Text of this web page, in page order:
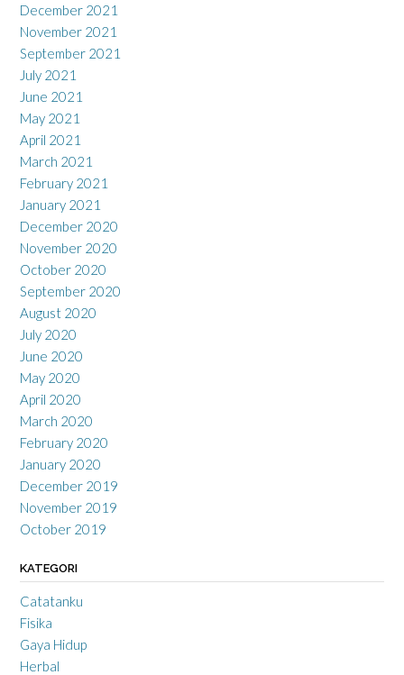
December 2021
November 2021
September 2021
July 2021
June 2021
May 2021
April 2021
March 2021
February 2021
January 2021
December 2020
November 2020
October 2020
September 2020
August 2020
July 2020
June 2020
May 2020
April 2020
March 2020
February 2020
January 2020
December 2019
November 2019
October 2019
KATEGORI
Catatanku
Fisika
Gaya Hidup
Herbal